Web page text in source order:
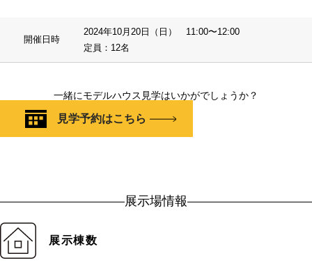
開催日時
2024年10月20日（日） 11:00〜12:00
定員：12名
一緒にモデルハウス見学はいかがでしょうか？
見学予約はこちら
展示場情報
展示棟数